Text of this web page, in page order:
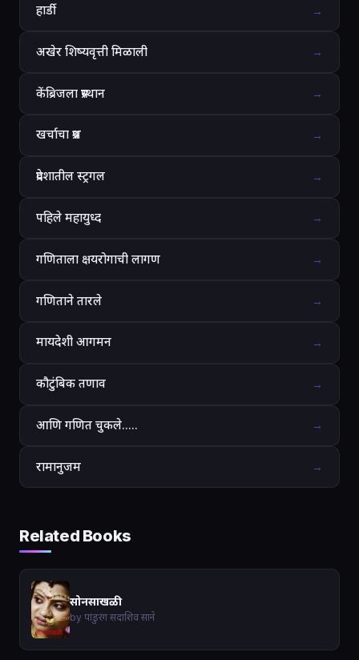
हार्डी →
अखेर शिष्यवृत्ती मिळाली →
केंब्रिजला प्रस्थान →
खर्चाचा प्रश्न →
प्रदेशातील स्ट्रगल →
पहिले महायुध्द →
गणिताला क्षयरोगाची लागण →
गणिताने तारले →
मायदेशी आगमन →
कौटुंबिक तणाव →
आणि गणित चुकले..... →
रामानुजम →
Related Books
सोनसाखळी
by पांडुरंग सदाशिव साने